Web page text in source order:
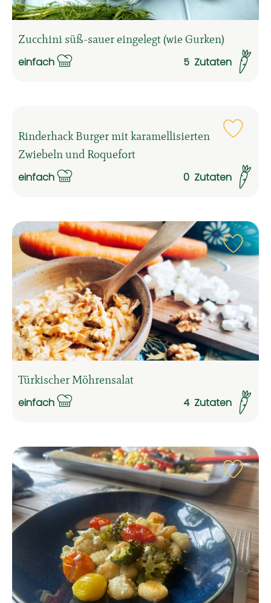
Zucchini süß-sauer eingelegt (wie Gurken)
Schwierigkeit:
einfach 5 Zutaten
Rinderhack Burger mit karamellisierten
Zwiebeln und Roquefort
Schwierigkeit:
einfach 0 Zutaten
Türkischer Möhrensalat
Schwierigkeit:
einfach 4Zutaten